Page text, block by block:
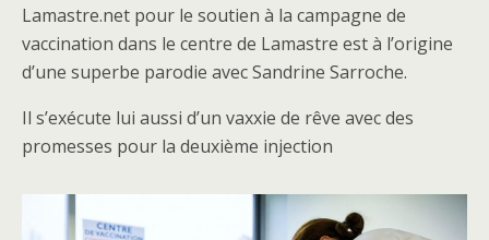
Lamastre.net pour le soutien à la campagne de
vaccination dans le centre de Lamastre est à l’origine
d’une superbe parodie avec Sandrine Sarroche.
Il s’exécute lui aussi d’un vaxxie de rêve avec des
promesses pour la deuxième injection